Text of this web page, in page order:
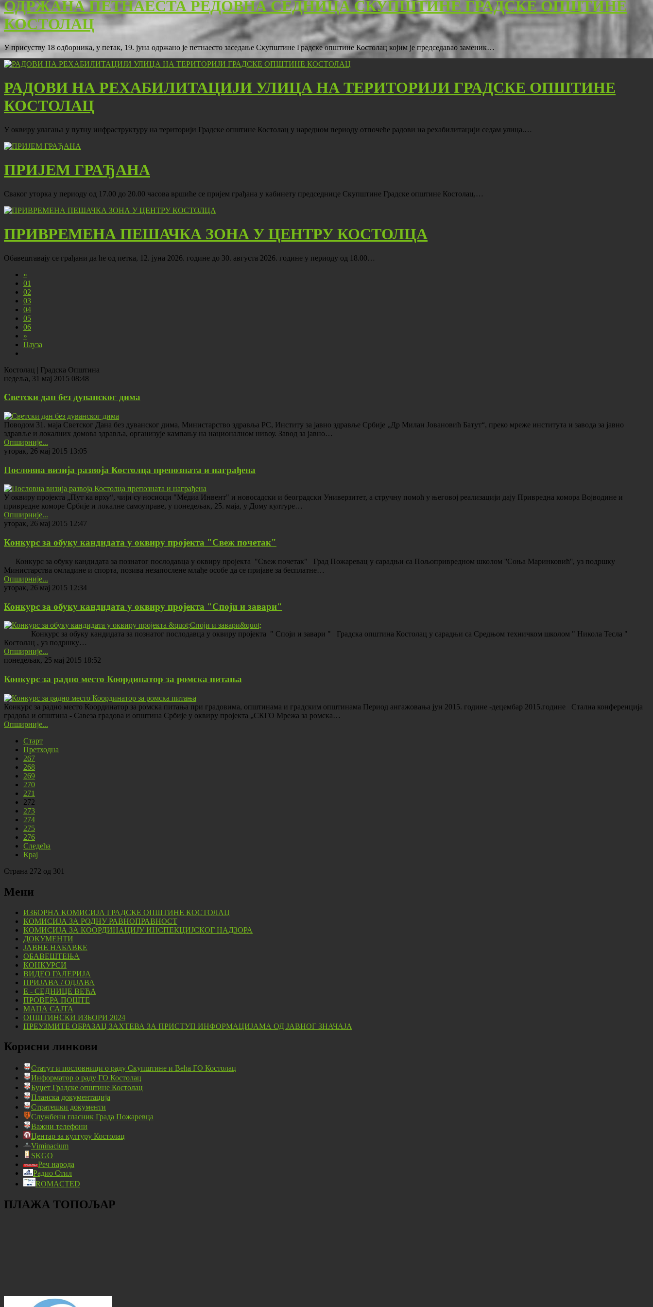
ОДРЖАНА ПЕТНАЕСТА РЕДОВНА СЕДНИЦА СКУПШТИНЕ ГРАДСКЕ ОПШТИНЕ
КОСТОЛАЦ
У присуству 18 одборника, у петак, 19. јуна одржано је петнаесто заседање Скупштине Градске општине Костолац којим је председавао заменик…
РАДОВИ НА РЕХАБИЛИТАЦИЈИ УЛИЦА НА ТЕРИТОРИЈИ ГРАДСКЕ ОПШТИНЕ
КОСТОЛАЦ
У оквиру улагања у путну инфраструктуру на територији Градске општине Костолац у наредном периоду отпочеће радови на рехабилитацији седам улица.…
ПРИЈЕМ ГРАЂАНА
Сваког уторка у периоду од 17.00 до 20.00 часова вршиће се пријем грађана у кабинету председнице Скупштине Градске општине Костолац,…
ПРИВРЕМЕНА ПЕШАЧКА ЗОНА У ЦЕНТРУ КОСТОЛЦА
Обавештавају се грађани да ће од петка, 12. јуна 2026. године до 30. августа 2026. године у периоду од 18.00…
«
01
02
03
04
05
06
»
Пауза
Костолац | Градска Општина
недеља, 31 мај 2015 08:48
Светски дан без дуванског дима
Поводом 31. маја Светског Дана без дуванског дима, Министарство здравља РС, Институ за јавно здравље Србије „Др Милан Јовановић Батут“, преко мреже института и завода за јавно
здравље и локалних домова здравља, организује кампању на националном нивоу. Завод за јавно…
Опширније...
уторак, 26 мај 2015 13:05
Пословна визија развоја Костолца препозната и награђена
У оквиру пројекта „Пут ка врху“, чији су носиоци "Медиа Инвент" и новосадски и београдски Универзитет, а стручну помоћ у његовој реализацији дају Привредна комора Војводине и
привредне коморе Србије и локалне самоуправе, у понедељак, 25. маја, у Дому културе…
Опширније...
уторак, 26 мај 2015 12:47
Конкурс за обуку кандидата у оквиру пројекта "Свеж почетак"
Конкурс за обуку кандидата за познатог послодавца у оквиру пројекта "Свеж почетак" Град Пожаревац у сарадњи са Пољопривредном школом ''Соња Маринковић'', уз подршку
Министарства омладине и спорта, позива незапослене млађе особе да се пријаве за бесплатне…
Опширније...
уторак, 26 мај 2015 12:34
Конкурс за обуку кандидата у оквиру пројекта "Споји и завари"
Конкурс за обуку кандидата за познатог послодавца у оквиру пројекта " Споји и завари " Градска општина Костолац у сарадњи са Средњом техничком школом " Никола Тесла "
Костолац , уз подршку…
Опширније...
понедељак, 25 мај 2015 18:52
Конкурс за радно место Координатор за ромска питања
Конкурс за радно место Координатор за ромска питања при градовима, општинама и градским општинама Период ангажовања јун 2015. године -децембар 2015.године Стална конференција
градова и општина - Савеза градова и општина Србије у оквиру пројекта „СКГО Мрежа за ромска…
Опширније...
Старт
Претходна
267
268
269
270
271
272
273
274
275
276
Следећа
Крај
Страна 272 од 301
Мени
ИЗБОРНА КОМИСИЈА ГРАДСКЕ ОПШТИНЕ КОСТОЛАЦ
КОМИСИЈА ЗА РОДНУ РАВНОПРАВНОСТ
КОМИСИЈА ЗА КООРДИНАЦИЈУ ИНСПЕКЦИЈСКОГ НАДЗОРА
ДОКУМЕНТИ
ЈАВНЕ НАБАВКЕ
ОБАВЕШТЕЊА
КОНКУРСИ
ВИДЕО ГАЛЕРИЈА
ПРИЈАВА / ОДЈАВА
Е - СЕДНИЦЕ ВЕЋА
ПРОВЕРА ПОШТЕ
МАПА САЈТА
ОПШТИНСКИ ИЗБОРИ 2024
ПРЕУЗМИТЕ ОБРАЗАЦ ЗАХТЕВА ЗА ПРИСТУП ИНФОРМАЦИЈАМА ОД ЈАВНОГ ЗНАЧАЈА
Корисни линкови
Статут и пословници о раду Скупштине и Већа ГО Костолац
Информатор о раду ГО Костолац
Буџет Градске општине Костолац
Планска документација
Стратешки документи
Службени гласник Града Пожаревца
Важни телефони
Центар за културу Костолац
Viminacium
SKGO
Реч народа
Радио Стил
ROMACTED
ПЛАЖА ТОПОЉАР